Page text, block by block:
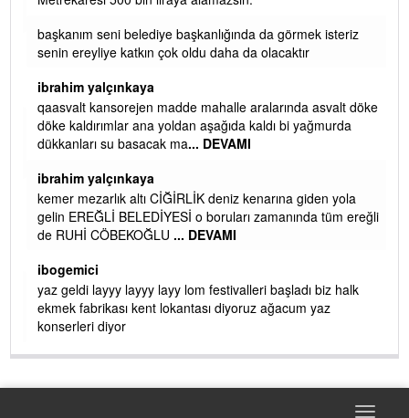
başkanım seni belediye başkanlığında da görmek isteriz
senin ereyliye katkın çok oldu daha da olacaktır
ibrahim yalçınkaya
qaasvalt kansorejen madde mahalle aralarında asvalt döke
döke kaldırımlar ana yoldan aşağıda kaldı bi yağmurda
dükkanları su basacak ma... DEVAMI
ibrahim yalçınkaya
kemer mezarlık altı CİĞİRLİK deniz kenarına giden yola
gelin EREĞLİ BELEDİYESİ o boruları zamanında tüm ereğli
de RUHİ CÖBEKOĞLU ... DEVAMI
ibogemici
yaz geldi layyy layyy layy lom festivalleri başladı biz halk
ekmek fabrikası kent lokantası diyoruz ağacum yaz
konserleri diyor
Toggle